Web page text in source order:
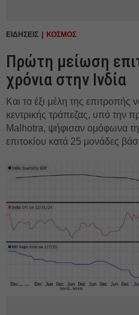
ΕΙΔΗΣΕΙΣ ΚΟΣΜΟΣ
Πρώτη μείωση
χρόνια στην Ινδία
Και τα έξι μέλη της επιτροπής
κεντρικής τράπεζας, υπό την
Malhotra, ψήφισαν ομόφωνα
επιτοκίου κατά 25 μονάδες